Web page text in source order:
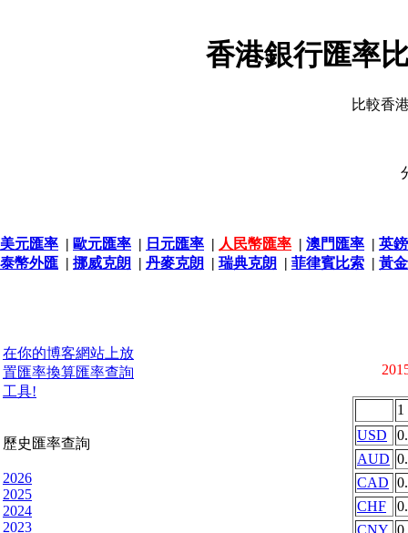
香港銀行匯率
比較香
美元匯率 | 歐元匯率 | 日元匯率 | 人民幣匯率 | 澳門匯率 | 英
泰幣外匯 | 挪威克朗 | 丹麥克朗 | 瑞典克朗 | 菲律賓比索 | 黃
在你的博客網站上放
置匯率換算匯率查詢
工具!
歷史匯率查詢
2026
2025
2024
2023
1
USD
AUD
CAD
CHF